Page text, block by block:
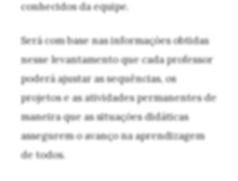
conhecidos da equipe.
Será com base nas informações obtidas
nesse levantamento que cada professor
poderá ajustar as sequências, os
projetos e as atividades permanentes de
maneira que as situações didáticas
assegurem o avanço na aprendizagem
de todos.